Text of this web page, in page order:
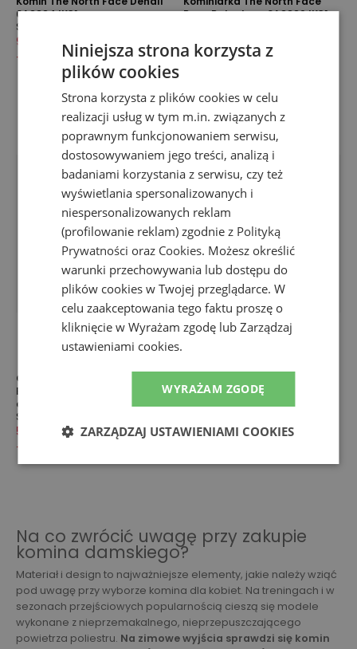
0A8884JK31 - czarny
Szaliki
99,99 zł
149,99 zł
-
Base Balaclava 0A8889JK31 -
99,99 zł 169,99 zł
Chusta Buff Original
EcoStretch 134771.425.10.00 -
czerwona
Szaliki
54,99 zł
79,99 zł
-
EcoStretch 134769.817.10.00 -
czarna
54,99 zł 99,99 zł
Na co zwrócić uwagę przy zakupie
komina damskiego?
Materiał i design to najważniejsze elementy, jakie należy wziąć
pod uwagę przy wyborze komina dla kobiet. Na treningach i w
sezonach przejściowych popularnością cieszą się modele
wykonane z nieprzemakalnego, nieprzepuszczającego
powietrza poliestru. Na zimowe wyjścia sprawdzi się komin
Niniejsza strona korzysta z
plików cookies
Strona korzysta z plików cookies w celu
realizacji usług w tym m.in. związanych z
poprawnym funkcjonowaniem serwisu,
dostosowywaniem jego treści, analizą i
badaniami korzystania z serwisu, czy też
wyświetlania spersonalizowanych i
niespersonalizowanych reklam
(profilowanie reklam) zgodnie z Polityką
Prywatności oraz Cookies. Możesz określić
warunki przechowywania lub dostępu do
plików cookies w Twojej przeglądarce. W
celu zaakceptowania tego faktu proszę o
kliknięcie w Wyrażam zgodę lub Zarządzaj
ustawieniami cookies.
WYRAŻAM ZGODĘ
ZARZĄDZAJ USTAWIENIAMI COOKIES